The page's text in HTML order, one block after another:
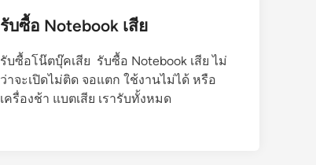
รับซื้อ Notebook เสีย
รับซื้อโน๊ตบุ๊คเสีย รับซื้อ Notebook เสีย ไม่
ว่าจะเปิดไม่ติด จอแตก ใช้งานไม่ได้ หรือ
เครื่องช้า แบตเสีย เรารับทั้งหมด